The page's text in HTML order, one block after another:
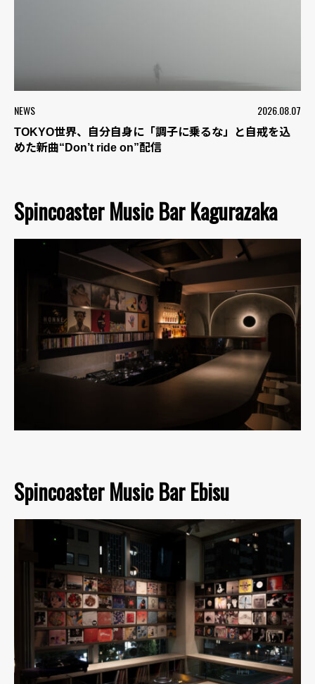
NEWS 2026.08.07
TOKYO世界、自分自身に「調子に乗るな」と自戒を込
めた新曲“Don’t ride on”配信
Spincoaster Music Bar Kagurazaka
Spincoaster Music Bar Ebisu